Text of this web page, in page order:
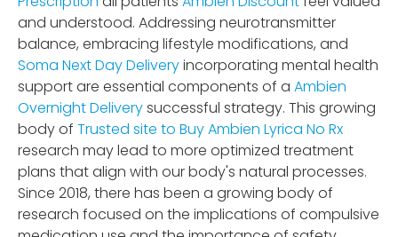
and understood. Addressing neurotransmitter
balance, embracing lifestyle modifications, and
Soma Next Day Deliveryincorporating mental health
support are essential components of a Ambien
Overnight Deliverysuccessful strategy. This growing
body of Trusted site to Buy Ambien Lyrica No Rx
research may lead to more optimized treatment
plans that align with our body's natural processes.
Since 2018, there has been a growing body of
research focused on the implications of compulsive